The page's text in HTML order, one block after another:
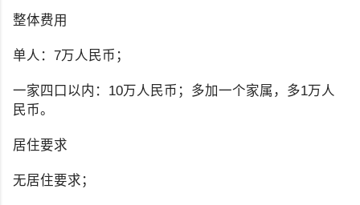
整体费用
单人：7万人民币；
一家四口以内：10万人民币；多加一个家属，多1万人
民币。
居住要求
无居住要求；